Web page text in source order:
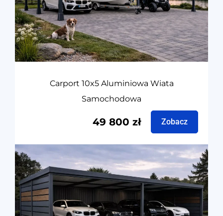
Carport 10x5 Aluminiowa Wiata
Samochodowa
49 800 zł Zobacz